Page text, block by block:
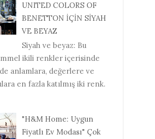
UNITED COLORS OF
BENETTON İÇİN SİYAH
VE BEYAZ
Siyah ve beyaz: Bu
ikili renkler içerisinde
anlamlara, değerlere ve
en fazla katılmış iki renk.
"H&M Home: Uygun
Fiyatlı Ev Modası" Çok